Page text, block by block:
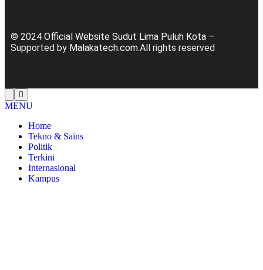
© 2024 Official Website Sudut Lima Puluh Kota –
Supported by Malakatech.com.All rights reserved
MENU
Home
Tekno & Sains
Politik
Terkini
Internasional
Kampus